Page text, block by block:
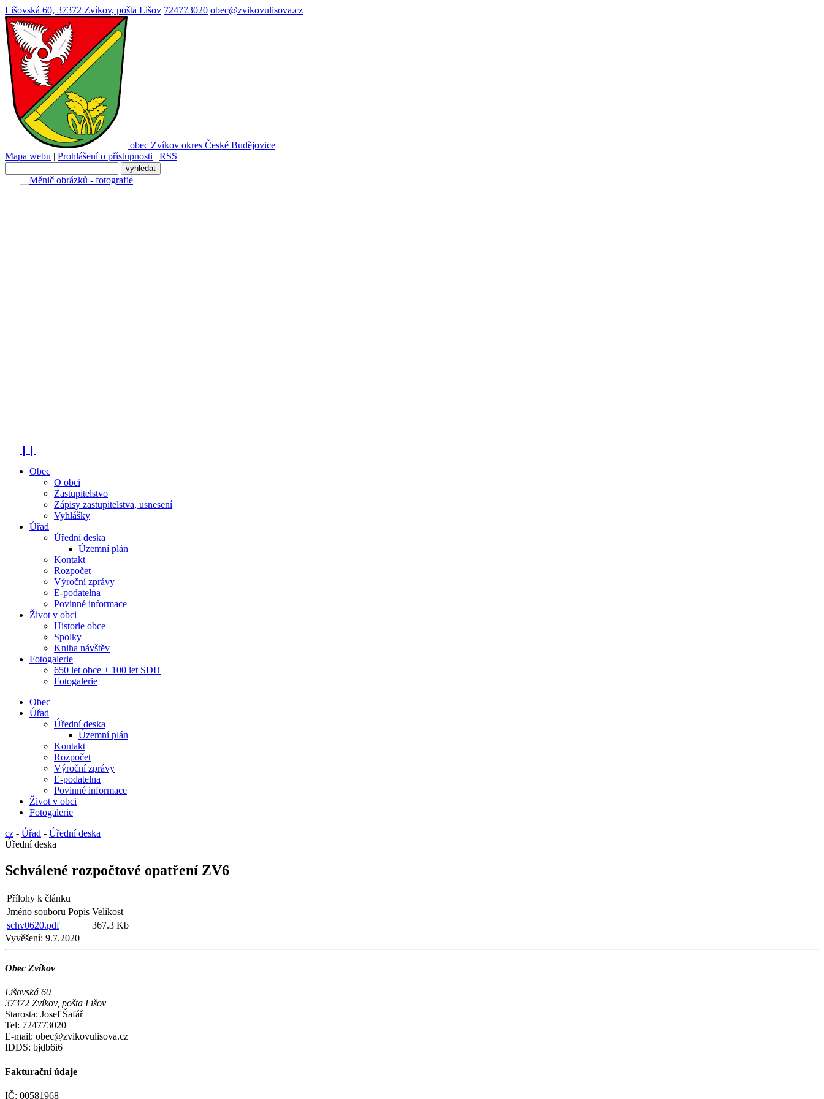
Lišovská 60, 37372 Zvíkov, pošta Lišov 724773020 obec@zvikovulisova.cz
obec Zvíkov okres České Budějovice
Mapa webu | Prohlášení o přístupnosti | RSS
Obec
O obci
Zastupitelstvo
Zápisy zastupitelstva, usnesení
Vyhlášky
Úřad
Úřední deska
Územní plán
Kontakt
Rozpočet
Výroční zprávy
E-podatelna
Povinné informace
Život v obci
Historie obce
Spolky
Kniha návštěv
Fotogalerie
650 let obce + 100 let SDH
Fotogalerie
Obec
Úřad
Úřední deska
Územní plán
Kontakt
Rozpočet
Výroční zprávy
E-podatelna
Povinné informace
Život v obci
Fotogalerie
cz - Úřad - Úřední deska
Úřední deska
Schválené rozpočtové opatření ZV6
Přílohy k článku
Jméno souboru Popis Velikost
schv0620.pdf
367.3 Kb
Vyvěšení: 9.7.2020
Obec Zvíkov
Lišovská 60
37372 Zvíkov, pošta Lišov
Starosta: Josef Šafář
Tel: 724773020
E-mail: obec@zvikovulisova.cz
IDDS: bjdb6i6
Fakturační údaje
IČ: 00581968